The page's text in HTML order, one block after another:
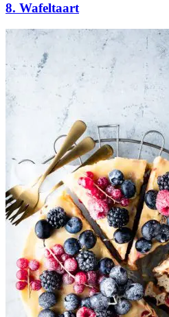
8. Wafeltaart